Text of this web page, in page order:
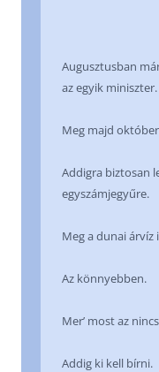
Augusztusban
az egyik miniszter.
Meg majd
Addigra biztosan
egyszámjegyűre.
Meg a dunai árvíz
Az könnyebben.
Mer’ most az
Addig ki kell bírni.